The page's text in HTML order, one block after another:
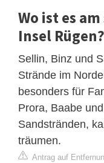
Wo ist es
Insel Rügen?
Sellin, Binz und
Strände im
besonders für
Prora, Baabe
Sandstränden,
träumen.
Antrag auf